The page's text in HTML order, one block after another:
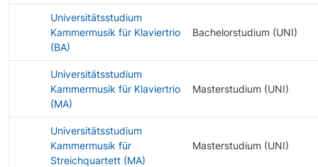
Universitätsstudium
Kammermusik für Klaviertrio
(BA)
Bachelorstudium (UNI)
Universitätsstudium
Kammermusik für Klaviertrio
(MA)
Masterstudium (UNI)
Universitätsstudium
Kammermusik für
Streichquartett (MA)
Masterstudium (UNI)